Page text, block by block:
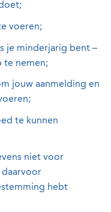
voeren;
je minderjarig bent –
te nemen;
jouw aanmelding en
te kunnen
niet voor
hebt